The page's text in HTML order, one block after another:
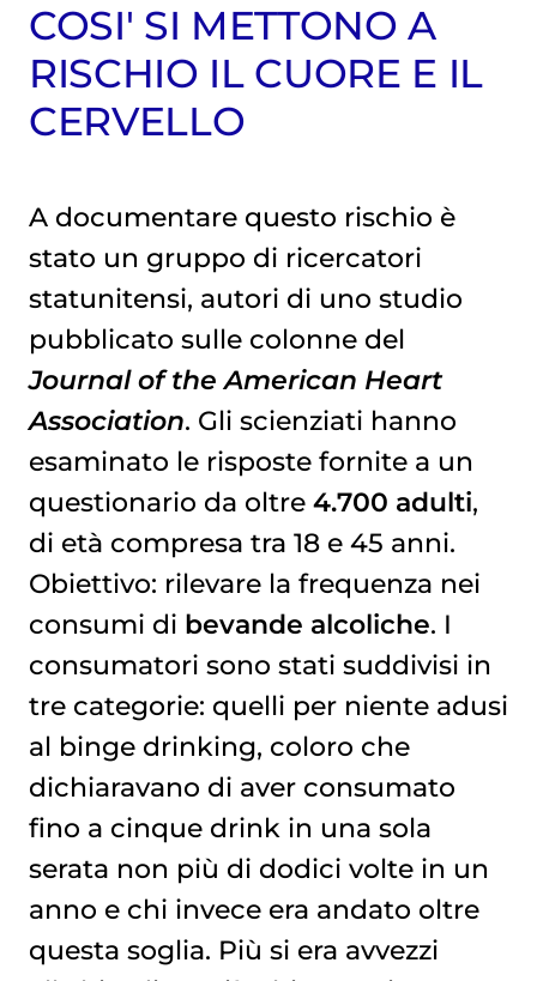
COSI' SI METTONO A
RISCHIO IL CUORE E IL
CERVELLO
A documentare questo rischio è
stato un gruppo di ricercatori
statunitensi, autori di uno studio
pubblicato sulle colonne del
Journal of the American Heart
Association. Gli scienziati hanno
esaminato le risposte fornite a un
questionario da oltre 4.700 adulti,
di età compresa tra 18 e 45 anni.
Obiettivo: rilevare la frequenza nei
consumi di bevande alcoliche. I
consumatori sono stati suddivisi in
tre categorie: quelli per niente adusi
al binge drinking, coloro che
dichiaravano di aver consumato
fino a cinque drink in una sola
serata non più di dodici volte in un
anno e chi invece era andato oltre
questa soglia. Più si era avvezzi